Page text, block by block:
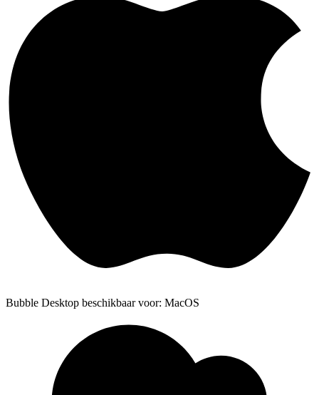
Bubble Desktop beschikbaar voor: MacOS